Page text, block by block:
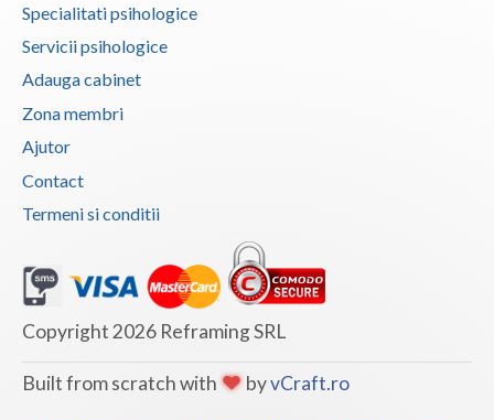
Specialitati psihologice
Servicii psihologice
Adauga cabinet
Zona membri
Ajutor
Contact
Termeni si conditii
Copyright 2026 Reframing SRL
Built from scratch with byvCraft.ro